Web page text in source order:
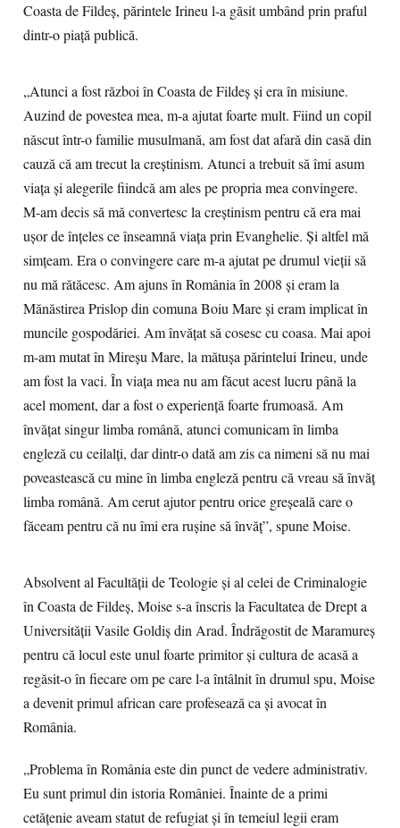
Coasta de Fildeș, părintele Irineu l-a găsit umbând prin praful
dintr-o piață publică.
„Atunci a fost război în Coasta de Fildeș și era în misiune.
Auzind de povestea mea, m-a ajutat foarte mult. Fiind un copil
născut într-o familie musulmană, am fost dat afară din casă din
cauză că am trecut la creștinism. Atunci a trebuit să îmi asum
viața și alegerile fiindcă am ales pe propria mea convingere.
M-am decis să mă convertesc la creștinism pentru că era mai
ușor de înțeles ce înseamnă viața prin Evanghelie. Și altfel mă
simțeam. Era o convingere care m-a ajutat pe drumul vieții să
nu mă rătăcesc. Am ajuns în România în 2008 și eram la
Mănăstirea Prislop din comuna Boiu Mare și eram implicat în
muncile gospodăriei. Am învățat să cosesc cu coasa. Mai apoi
m-am mutat în Mireșu Mare, la mătușa părintelui Irineu, unde
am fost la vaci. În viața mea nu am făcut acest lucru până la
acel moment, dar a fost o experiență foarte frumoasă. Am
învățat singur limba română, atunci comunicam în limba
engleză cu ceilalți, dar dintr-o dată am zis ca nimeni să nu mai
poveastească cu mine în limba engleză pentru că vreau să învăț
limba română. Am cerut ajutor pentru orice greșeală care o
făceam pentru că nu îmi era rușine să învăț”, spune Moise.
Absolvent al Facultății de Teologie și al celei de Criminalogie
în Coasta de Fildeș, Moise s-a înscris la Facultatea de Drept a
Universității Vasile Goldiș din Arad. Îndrăgostit de Maramureș
pentru că locul este unul foarte primitor și cultura de acasă a
regăsit-o în fiecare om pe care l-a întâlnit în drumul spu, Moise
a devenit primul african care profesează ca și avocat în
România.
„Problema în România este din punct de vedere administrativ.
Eu sunt primul din istoria României. Înainte de a primi
cetățenie aveam statut de refugiat și în temeiul legii eram